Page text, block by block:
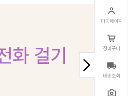
마이페이지
장바구니
배송조회